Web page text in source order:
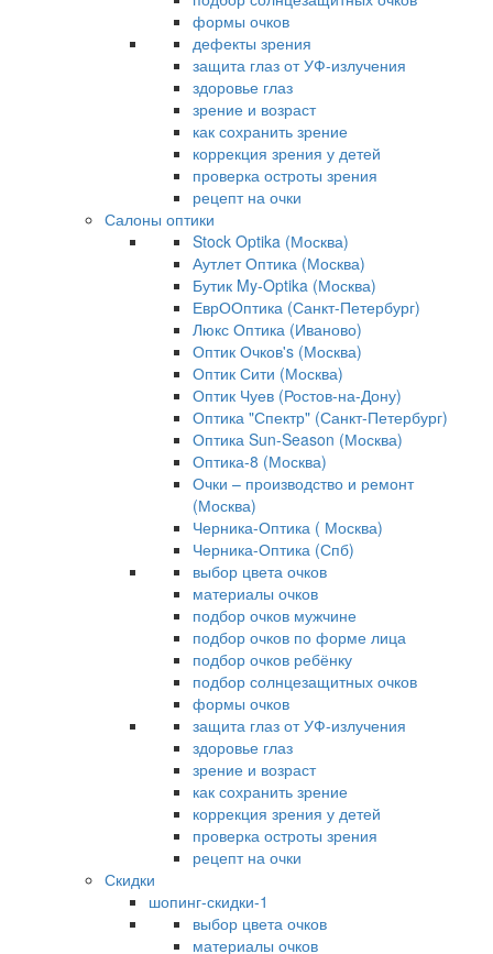
формы очков
дефекты зрения
защита глаз от УФ-излучения
здоровье глаз
зрение и возраст
как сохранить зрение
коррекция зрения у детей
проверка остроты зрения
рецепт на очки
Салоны оптики
Stock Optika (Москва)
Аутлет Оптика (Москва)
Бутик My-Optika (Москва)
ЕврООптика (Санкт-Петербург)
Люкс Оптика (Иваново)
Оптик Очков's (Москва)
Оптик Сити (Москва)
Оптик Чуев (Ростов-на-Дону)
Оптика "Спектр" (Санкт-Петербург)
Оптика Sun-Season (Москва)
Оптика-8 (Москва)
Очки – производство и ремонт
(Москва)
Черника-Оптика ( Москва)
Черника-Оптика (Спб)
выбор цвета очков
материалы очков
подбор очков мужчине
подбор очков по форме лица
подбор очков ребёнку
подбор солнцезащитных очков
формы очков
защита глаз от УФ-излучения
здоровье глаз
зрение и возраст
как сохранить зрение
коррекция зрения у детей
проверка остроты зрения
рецепт на очки
Скидки
шопинг-скидки-1
выбор цвета очков
материалы очков